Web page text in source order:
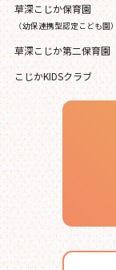
草深こじか保育園
（幼保連携型認定こども園）
草深こじか第二保育園
こじかKIDSクラブ